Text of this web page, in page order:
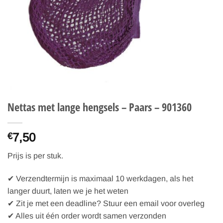
Nettas met lange hengsels – Paars – 901360
€7,50
Prijs is per stuk.
✔ Verzendtermijn is maximaal 10 werkdagen, als het
langer duurt, laten we je het weten
✔ Zit je met een deadline? Stuur een email voor overleg
✔ Alles uit één order wordt samen verzonden